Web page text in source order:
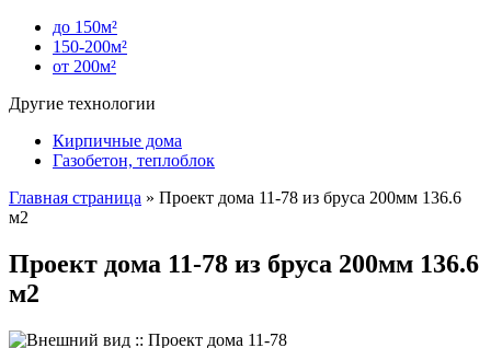
до 150м²
150-200м²
от 200м²
Другие технологии
Кирпичные дома
Газобетон, теплоблок
Главная страница » Проект дома 11-78 из бруса 200мм 136.6
м2
Проект дома 11-78 из бруса 200мм 136.6
м2